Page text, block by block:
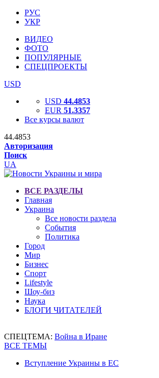
РУС
УКР
ВИДЕО
ФОТО
ПОПУЛЯРНЫЕ
СПЕЦПРОЕКТЫ
USD
USD 44.4853
EUR 51.3357
Все курсы валют
44.4853
Авторизация
Поиск
UA
ВСЕ РАЗДЕЛЫ
Главная
Украина
Все новости раздела
События
Политика
Город
Мир
Бизнес
Спорт
Lifestyle
Шоу-биз
Наука
БЛОГИ ЧИТАТЕЛЕЙ
СПЕЦТЕМА: Война в Иране
ВСЕ ТЕМЫ
Вступление Украины в ЕС